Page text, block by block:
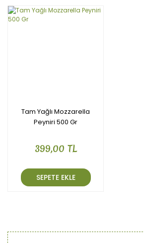
Tam Yağlı Mozzarella
Peyniri 500 Gr
399,00 TL
SEPETE EKLE